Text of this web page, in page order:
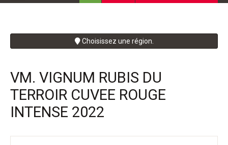
Choisissez une région.
VM. VIGNUM RUBIS DU
TERROIR CUVEE ROUGE
INTENSE 2022